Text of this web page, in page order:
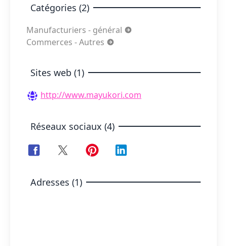
Catégories (2)
Manufacturiers - général
Commerces - Autres
Sites web (1)
http://www.mayukori.com
Réseaux sociaux (4)
Adresses (1)